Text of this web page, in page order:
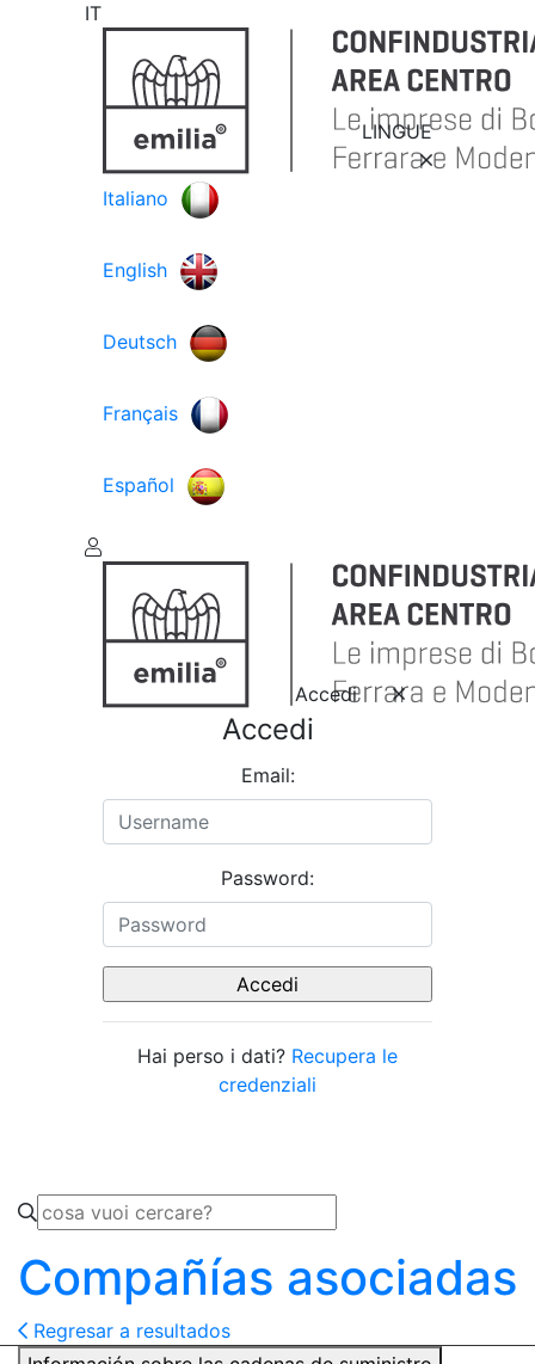
IT
LINGUE
Italiano
English
Deutsch
Français
Español
Accedi
Accedi
Email:
Password:
Hai perso i dati? Recupera le
credenziali
Compañías asociadas
Regresar a resultados